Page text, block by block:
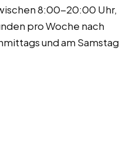
8:00-20:00 Uhr,
pro Woche nach
und am Samstag